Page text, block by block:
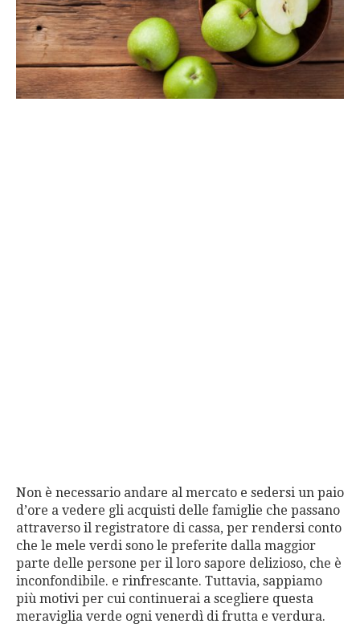
Non è necessario andare al mercato e sedersi un paio
d’ore a vedere gli acquisti delle famiglie che passano
attraverso il registratore di cassa, per rendersi conto
che le mele verdi sono le preferite dalla maggior
parte delle persone per il loro sapore delizioso, che è
inconfondibile. e rinfrescante. Tuttavia, sappiamo
più motivi per cui continuerai a scegliere questa
meraviglia verde ogni venerdì di frutta e verdura.